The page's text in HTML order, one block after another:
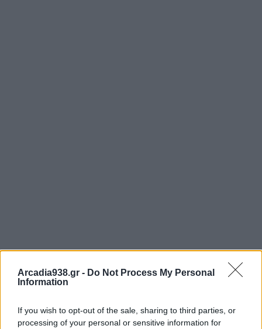
Arcadia938.gr - Do Not Process My Personal
Information
If you wish to opt-out of the sale, sharing to third parties, or
processing of your personal or sensitive information for